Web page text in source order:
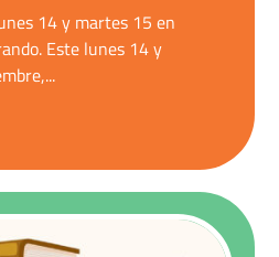
14 y martes 15 en
Este lunes 14 y